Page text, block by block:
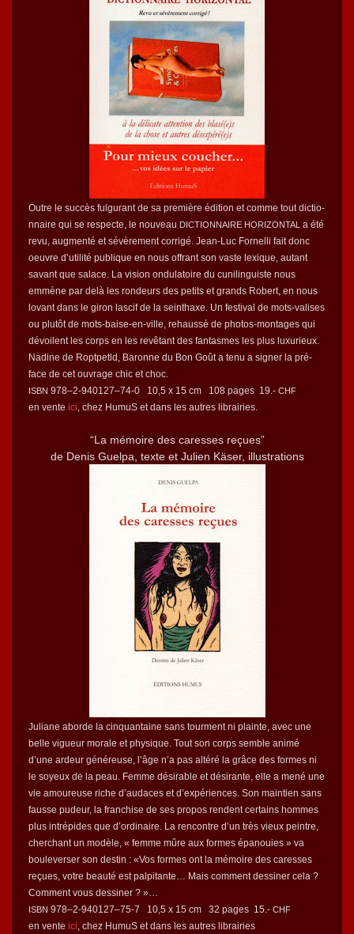
Out­re le suc­cès ful­gu­rant de sa pre­mière édi­tion et comme tout dic­tio­
n­naire qui se respecte, le nou­veau DICTIONNAIRE HORIZONTAL a été
revu, aug­men­té et sévère­ment cor­rigé. Jean-Luc For­nel­li fait donc
oeu­vre d’u­til­ité publique en nous offrant son vaste lex­ique, autant
savant que salace. La vision ondu­la­toire du cunilin­guiste nous
emmène par delà les ron­deurs des petits et grands Robert, en nous
lovant dans le giron las­cif de la seinthaxe. Un fes­ti­val de mots-valis­es
ou plutôt de mots-baise-en-ville, rehaussé de pho­tos-mon­tages qui
dévoilent les corps en les revê­tant des fan­tasmes les plus lux­u­rieux.
Nadine de Ropt­petld, Baronne du Bon Goût a tenu a sign­er la pré­
face de cet ouvrage chic et choc.
ISBN 978–2‑940127–74‑0 10,5 x 15 cm 108 pages 19.- CHF
en vente ici , chez HumuS et dans les autres librairies.
“La mémoire des caress­es reçues”
de Denis Guel­pa, texte et Julien Käs­er, illustrations
Juliane abor­de la cinquan­taine sans tour­ment ni plainte, avec une
belle vigueur morale et physique. Tout son corps sem­ble ani­mé
d’une ardeur généreuse, l’âge n’a pas altéré la grâce des formes ni
le soyeux de la peau. Femme désir­able et désir­ante, elle a mené une
vie amoureuse riche d’audaces et d’ex­péri­ences. Son main­tien sans
fausse pudeur, la fran­chise de ses pro­pos ren­dent cer­tains hommes
plus intrépi­des que d’ordinaire. La ren­con­tre d’un très vieux pein­tre,
cher­chant un mod­èle, « femme mûre aux formes épanouies » va
boule­vers­er son des­tin : «Vos formes ont la mémoire des caress­es
reçues, votre beauté est pal­pi­tante… Mais com­ment dessin­er cela ?
Com­ment vous dessiner ? »…
ISBN 978–2‑940127–75‑7 10,5 x 15 cm 32 pages 15.- CHF
en vente ici , chez HumuS et dans les autres librairies